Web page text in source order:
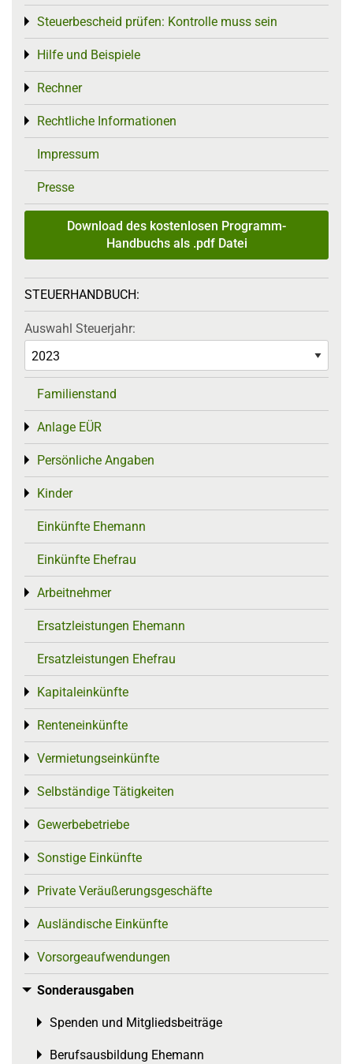
Steuerbescheid prüfen: Kontrolle muss sein
Toggle menu
Hilfe und Beispiele
Toggle menu
Rechner
Toggle menu
Rechtliche Informationen
Toggle menu
Impressum
Presse
Download des kostenlosen Programm-
Handbuchs als .pdf Datei
STEUERHANDBUCH:
Auswahl Steuerjahr:
Familienstand
Anlage EÜR
Toggle menu
Persönliche Angaben
Toggle menu
Kinder
Toggle menu
Einkünfte Ehemann
Einkünfte Ehefrau
Arbeitnehmer
Toggle menu
Ersatzleistungen Ehemann
Ersatzleistungen Ehefrau
Kapitaleinkünfte
Toggle menu
Renteneinkünfte
Toggle menu
Vermietungseinkünfte
Toggle menu
Selbständige Tätigkeiten
Toggle menu
Gewerbebetriebe
Toggle menu
Sonstige Einkünfte
Toggle menu
Private Veräußerungsgeschäfte
Toggle menu
Ausländische Einkünfte
Toggle menu
Vorsorgeaufwendungen
Toggle menu
Sonderausgaben
Toggle menu
Spenden und Mitgliedsbeiträge
Toggle menu
Berufsausbildung Ehemann
Toggle menu